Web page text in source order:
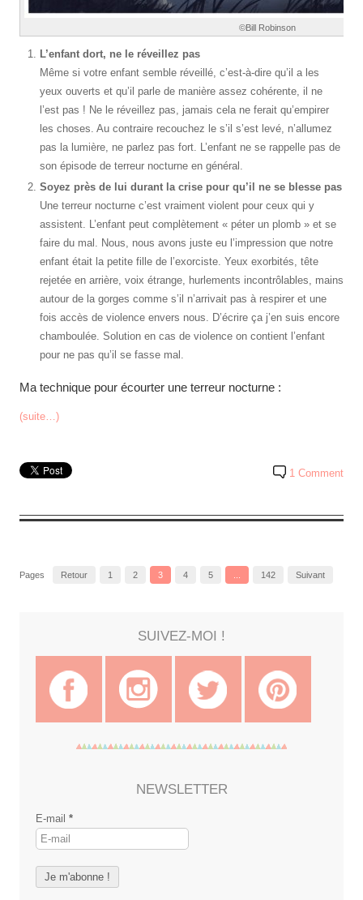
©Bill Robinson
L’enfant dort, ne le réveillez pas
Même si votre enfant semble réveillé, c’est-à-dire qu’il a les
yeux ouverts et qu’il parle de manière assez cohérente, il ne
l’est pas ! Ne le réveillez pas, jamais cela ne ferait qu’empirer
les choses. Au contraire recouchez le s’il s’est levé, n’allumez
pas la lumière, ne parlez pas fort. L’enfant ne se rappelle pas de
son épisode de terreur nocturne en général.
Soyez près de lui durant la crise pour qu’il ne se blesse pas
Une terreur nocturne c’est vraiment violent pour ceux qui y
assistent. L’enfant peut complètement « péter un plomb » et se
faire du mal. Nous, nous avons juste eu l’impression que notre
enfant était la petite fille de l’exorciste. Yeux exorbités, tête
rejetée en arrière, voix étrange, hurlements incontrôlables, mains
autour de la gorges comme s’il n’arrivait pas à respirer et une
fois accès de violence envers nous. D’écrire ça j’en suis encore
chamboulée. Solution en cas de violence on contient l’enfant
pour ne pas qu’il se fasse mal.
Ma technique pour écourter une terreur nocturne :
(suite…)
1 Comment
Pages Retour 1 2 3 4 5 142 Suivant
SUIVEZ-MOI !
NEWSLETTER
E-mail *